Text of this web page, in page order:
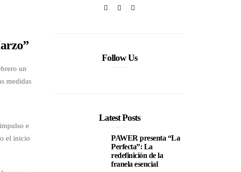
un
medidas
e
el inicio
Follow Us
Latest Posts
PAWER presenta “La
Perfecta”: La
redefinición de la
franela esencial